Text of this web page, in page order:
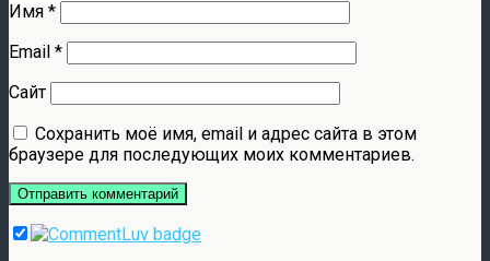
Имя *
Email *
Сайт
Сохранить моё имя, email и адрес сайта в этом
браузере для последующих моих комментариев.